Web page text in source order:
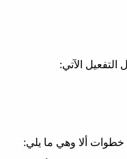
الآتي:
ألا وهي ما يلي: